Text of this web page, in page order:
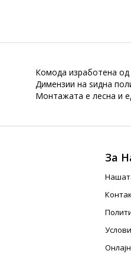
Комода изработена
Димензии на ѕидна
Монтажата е лесна и
За